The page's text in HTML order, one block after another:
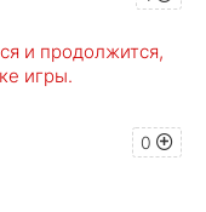
и продолжится,
игры.
0